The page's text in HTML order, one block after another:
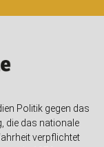
Politik gegen das
die das nationale
verpflichtet